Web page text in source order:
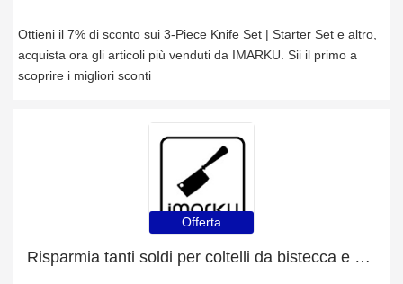
Ottieni il 7% di sconto sui 3-Piece Knife Set | Starter Set e altro,
acquista ora gli articoli più venduti da IMARKU. Sii il primo a
scoprire i migliori sconti
Offerta
Risparmia tanti soldi per coltelli da bistecca e set con le offerte quotidiane